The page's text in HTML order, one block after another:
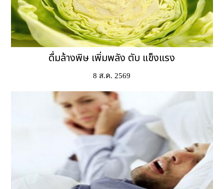
ดื่มล้างพิษ เพิ่มพลัง ตับ แข็งแรง
8 ส.ค. 2569